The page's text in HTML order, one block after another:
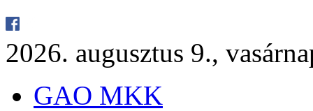
2026. au­gusz­tus 9.,
GAO MKK